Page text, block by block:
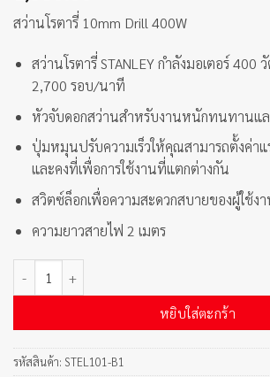
สว่านโรตารี่ 10mm Drill 400W
สว่านโรตารี่ STANLEY กำลังมอเตอร์ 400
2,700 รอบ/นาที
หัวจับดอกสว่านสำหรับงานหนักทนทานแ
ปุ่มหมุนปรับความเร็วให้คุณสามารถตั้งค่าแร
และคงที่เพื่อการใช้งานที่แตกต่างกัน
สวิตซ์ล็อกเพื่อความสะดวกสบายของผู้ใช้ง
ความยาวสายไฟ 2 เมตร
หยิบใส่ตะกร้า
รหัสสินค้า: STEL101-B1